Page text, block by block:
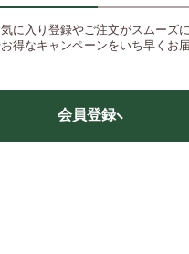
に入り登録やご注文がスムーズ
得なキャンペーンをいち早くお
会員登録